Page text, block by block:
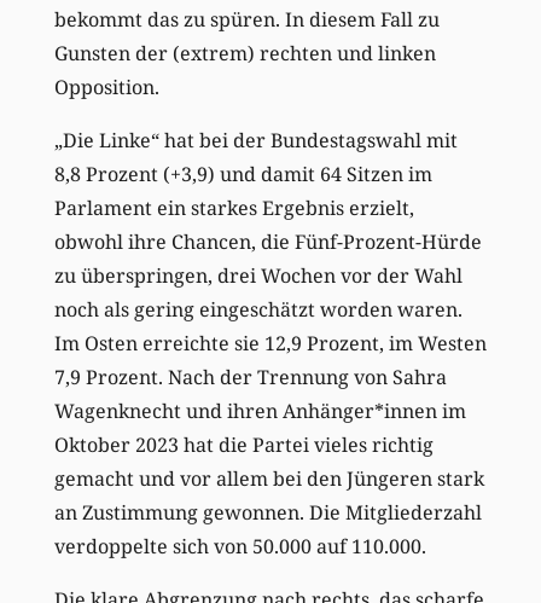
bekommt das zu spüren. In diesem Fall zu
Gunsten der (extrem) rechten und linken
Opposition.
„Die Linke“ hat bei der Bundestagswahl mit
8,8 Prozent (+3,9) und damit 64 Sitzen im
Parlament ein starkes Ergebnis erzielt,
obwohl ihre Chancen, die Fünf-Prozent-Hürde
zu überspringen, drei Wochen vor der Wahl
noch als gering eingeschätzt worden waren.
Im Osten erreichte sie 12,9 Prozent, im Westen
7,9 Prozent. Nach der Trennung von Sahra
Wagenknecht und ihren Anhänger*innen im
Oktober 2023 hat die Partei vieles richtig
gemacht und vor allem bei den Jüngeren stark
an Zustimmung gewonnen. Die Mitgliederzahl
verdoppelte sich von 50.000 auf 110.000.